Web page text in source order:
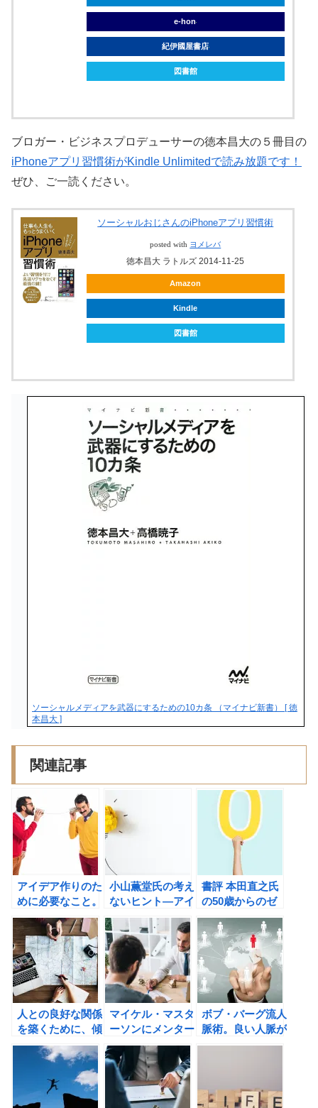
e-hon
紀伊國屋書店
図書館
ブロガー・ビジネスプロデューサーの徳本昌大の５冊目の
iPhoneアプリ習慣術がKindle Unlimitedで読み放題です！
ぜひ、ご一読ください。
ソーシャルおじさんのiPhoneアプリ習慣術
posted with ヨメレバ
徳本昌大 ラトルズ 2014-11-25
Amazon
Kindle
図書館
ソーシャルメディアを武器にするための10カ条 （マイナビ新書） [ 徳
本昌大 ]
関連記事
アイデア作りのた
めに必要なこと。
相手に何で貢献で
きるかを考えてみ
よう！
小山薫堂氏の考え
ないヒント―アイ
デアはこうして生
まれるの書評
書評 本田直之氏
の50歳からのゼ
ロ・リセット
人との良好な関係
を築くために、傾
聴・質問・貢献の
流れをつくろう！
マイケル・マスタ
ーソンにメンター
の重要性を学ぶ！
ボブ・バーグ流人
脈術。良い人脈が
紹介の連鎖を起こ